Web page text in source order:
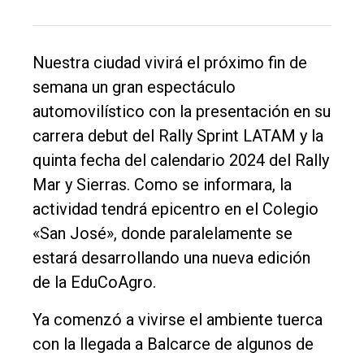
Nuestra ciudad vivirá el próximo fin de
semana un gran espectáculo
automovilístico con la presentación en su
carrera debut del Rally Sprint LATAM y la
quinta fecha del calendario 2024 del Rally
Mar y Sierras. Como se informara, la
actividad tendrá epicentro en el Colegio
«San José», donde paralelamente se
estará desarrollando una nueva edición
de la EduCoAgro.
Ya comenzó a vivirse el ambiente tuerca
con la llegada a Balcarce de algunos de